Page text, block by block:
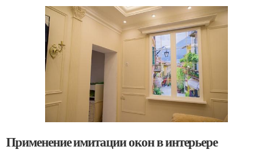
Применение имитации окон в интерьере